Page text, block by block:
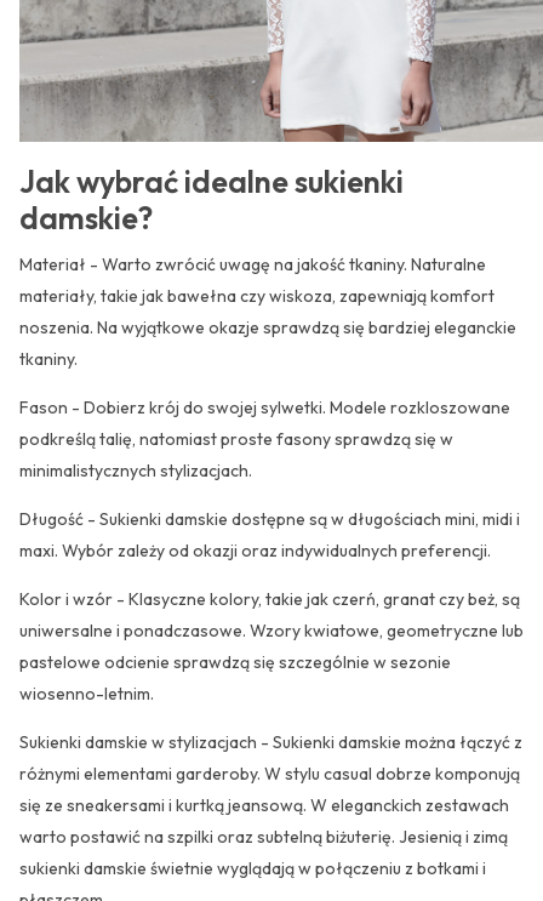
Jak wybrać idealne sukienki
damskie?
Materiał - Warto zwrócić uwagę na jakość tkaniny. Naturalne
materiały, takie jak bawełna czy wiskoza, zapewniają komfort
noszenia. Na wyjątkowe okazje sprawdzą się bardziej eleganckie
tkaniny.
Fason - Dobierz krój do swojej sylwetki. Modele rozkloszowane
podkreślą talię, natomiast proste fasony sprawdzą się w
minimalistycznych stylizacjach.
Długość - Sukienki damskie dostępne są w długościach mini, midi i
maxi. Wybór zależy od okazji oraz indywidualnych preferencji.
Kolor i wzór - Klasyczne kolory, takie jak czerń, granat czy beż, są
uniwersalne i ponadczasowe. Wzory kwiatowe, geometryczne lub
pastelowe odcienie sprawdzą się szczególnie w sezonie
wiosenno-letnim.
Sukienki damskie w stylizacjach - Sukienki damskie można łączyć z
różnymi elementami garderoby. W stylu casual dobrze komponują
się ze sneakersami i kurtką jeansową. W eleganckich zestawach
warto postawić na szpilki oraz subtelną biżuterię. Jesienią i zimą
sukienki damskie świetnie wyglądają w połączeniu z botkami i